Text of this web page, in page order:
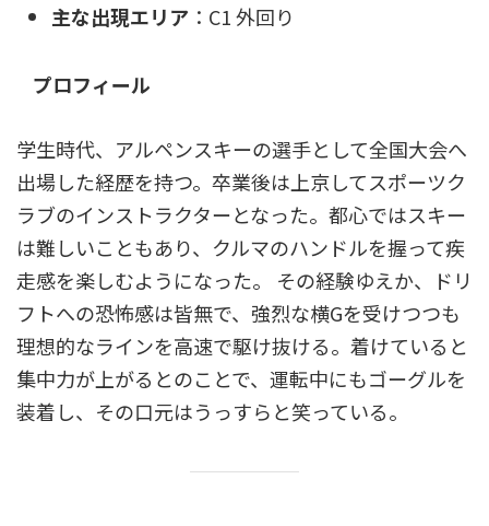
主な出現エリア ：C1 外回り
プロフィール
学生時代、アルペンスキーの選手として全国大会へ
出場した経歴を持つ。卒業後は上京してスポーツク
ラブのインストラクターとなった。都心ではスキー
は難しいこともあり、クルマのハンドルを握って疾
走感を楽しむようになった。 その経験ゆえか、ドリ
フトへの恐怖感は皆無で、強烈な横Gを受けつつも
理想的なラインを高速で駆け抜ける。着けていると
集中力が上がるとのことで、運転中にもゴーグルを
装着し、その口元はうっすらと笑っている。